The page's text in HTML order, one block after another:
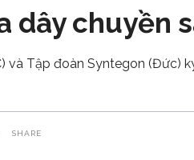
dây chuyền
Tập đoàn Syntegon (Đức)
SHARE